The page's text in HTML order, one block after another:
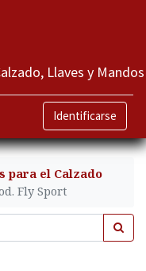
Llaves y Mandos
Identificarse
para el Calzado
Fly Sport